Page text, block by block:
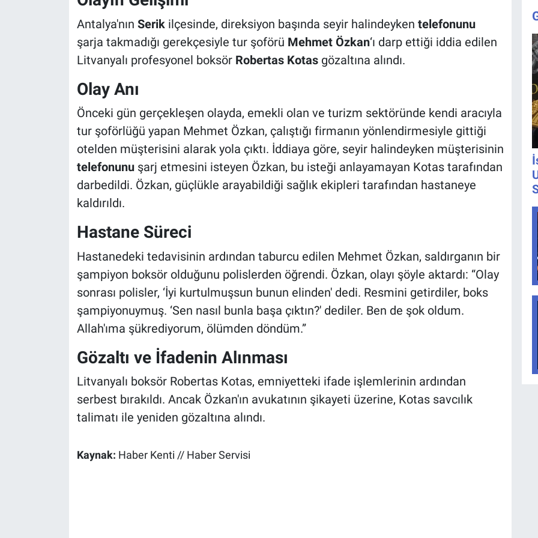
Antalya'nın Serikilçesinde, direksiyon başında seyir halindeyken telefonunu
şarja takmadığı gerekçesiyle tur şoförü Mehmet Özkan‘ı darp ettiği iddia edilen
Litvanyalı profesyonel boksör Robertas Kotasgözaltına alındı.
Olay Anı
Önceki gün gerçekleşen olayda, emekli olan ve turizm sektöründe kendi aracıyla
tur şoförlüğü yapan Mehmet Özkan, çalıştığı firmanın yönlendirmesiyle gittiği
otelden müşterisini alarak yola çıktı. İddiaya göre, seyir halindeyken müşterisinin
telefonunuşarj etmesini isteyen Özkan, bu isteği anlayamayan Kotas tarafından
darbedildi. Özkan, güçlükle arayabildiği sağlık ekipleri tarafından hastaneye
kaldırıldı.
Hastane Süreci
Hastanedeki tedavisinin ardından taburcu edilen Mehmet Özkan, saldırganın bir
şampiyon boksör olduğunu polislerden öğrendi. Özkan, olayı şöyle aktardı: “Olay
sonrası polisler, ‘İyi kurtulmuşsun bunun elinden' dedi. Resmini getirdiler, boks
şampiyonuymuş. ‘Sen nasıl bunla başa çıktın?' dediler. Ben de şok oldum.
Allah'ıma şükrediyorum, ölümden döndüm.”
Gözaltı ve İfadenin Alınması
Litvanyalı boksör Robertas Kotas, emniyetteki ifade işlemlerinin ardından
serbest bırakıldı. Ancak Özkan'ın avukatının şikayeti üzerine, Kotas savcılık
talimatı ile yeniden gözaltına alındı.
Kaynak: Haber Kenti // Haber Servisi